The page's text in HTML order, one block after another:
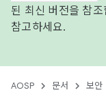
된 최신 버전을 참
참고하세요.
AOSP 문서 보안